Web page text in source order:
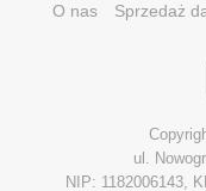
O nas Sprzedaż
ul.
NIP: 1182006143,